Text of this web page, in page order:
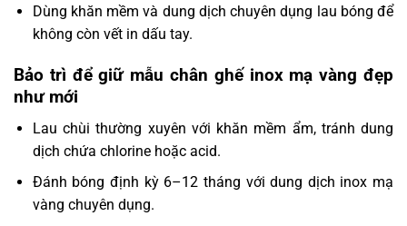
Dùng khăn mềm và dung dịch chuyên dụng lau bóng để
không còn vết in dấu tay.
Bảo trì để giữ mẫu chân ghế inox mạ vàng đẹp
như mới
Lau chùi thường xuyên với khăn mềm ẩm, tránh dung
dịch chứa chlorine hoặc acid.
Đánh bóng định kỳ 6–12 tháng với dung dịch inox mạ
vàng chuyên dụng.